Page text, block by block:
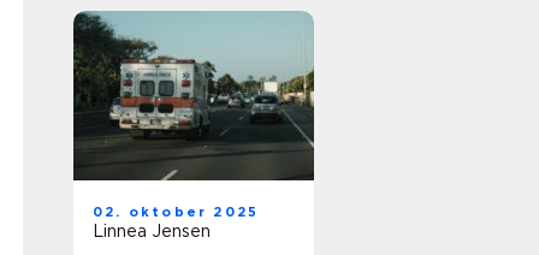
02. oktober 2025
Linnea Jensen